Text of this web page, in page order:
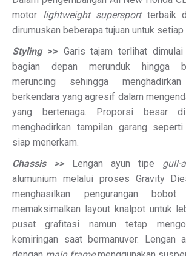
motor lightweight supersportterbaik
dirumuskan beberapa tujuan untuk setiap
Styling>> Garis tajam terlihat
bagian depan merunduk hingga
meruncing sehingga
berkendara yang agresif dalam
yang bertenaga. Proporsi besar
menghadirkan tampilan garang
siap menerkam.
Chassis >> Lengan ayun tipe gull-
alumunium melalui proses Gravity
menghasilkan pengurangan bobot
memaksimalkan layout knalpot untuk
pusat grafitasi namun tetap
kemiringan saat bermanuver. Lengan